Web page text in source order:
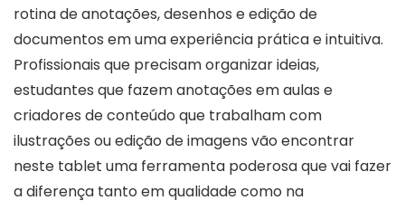
rotina de anotações, desenhos e edição de
documentos em uma experiência prática e intuitiva.
Profissionais que precisam organizar ideias,
estudantes que fazem anotações em aulas e
criadores de conteúdo que trabalham com
ilustrações ou edição de imagens vão encontrar
neste tablet uma ferramenta poderosa que vai fazer
a diferença tanto em qualidade como na